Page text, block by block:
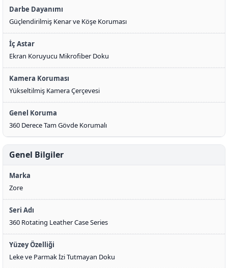
Darbe Dayanımı
Güçlendirilmiş Kenar ve Köşe Koruması
İç Astar
Ekran Koruyucu Mikrofiber Doku
Kamera Koruması
Yükseltilmiş Kamera Çerçevesi
Genel Koruma
360 Derece Tam Gövde Korumalı
Genel Bilgiler
Marka
Zore
Seri Adı
360 Rotating Leather Case Series
Yüzey Özelliği
Leke ve Parmak İzi Tutmayan Doku